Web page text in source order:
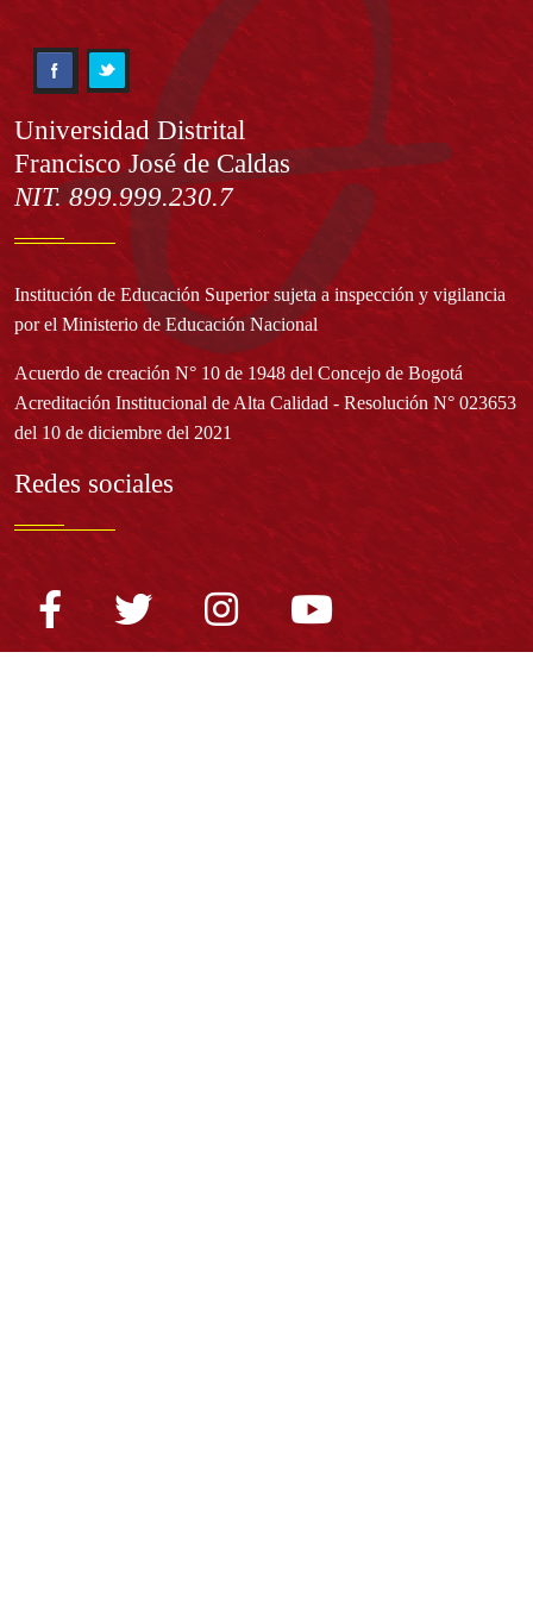
Información
Universidad Distrital
Francisco José de Caldas
NIT. 899.999.230.7
Institución de Educación Superior sujeta a inspección y vigilancia
por el Ministerio de Educación Nacional
Acuerdo de creación N° 10 de 1948 del Concejo de Bogotá
Acreditación Institucional de Alta Calidad - Resolución N° 023653
del 10 de diciembre del 2021
Redes sociales